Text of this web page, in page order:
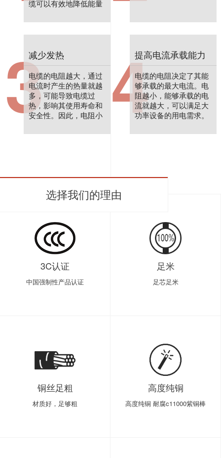
缆可以有效地降低能量
效率。
3减少发热
电缆的电阻越大，通过
电流时产生的热量就越
多，可能导致电缆过
热，影响其使用寿命和
安全性。因此，电阻小
提高电缆的使用寿命和
4提高电流承载能力
电缆的电阻决定了其能
够承载的最大电流。电
阻越小，能够承载的电
流就越大，可以满足大
功率设备的用电需求。
选择我们的理由
3C认证
中国强制性产品认证
足米
足芯足米
铜丝足粗
材质好，足够粗
高度纯铜
高度纯铜 耐腐c11000紫铜棒